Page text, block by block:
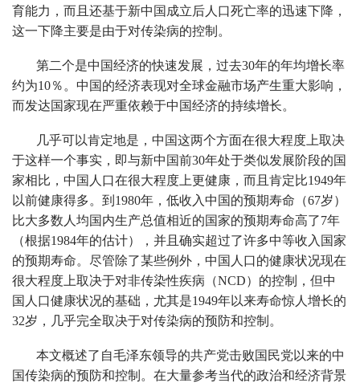
育能力，而且还基于新中国成立后人口死亡率的迅速下降，
这一下降主要是由于对传染病的控制。
第二个是中国经济的快速发展，过去30年的年均增长率
约为10％。中国的经济表现对全球金融市场产生重大影响，
而发达国家现在严重依赖于中国经济的持续增长。
几乎可以肯定地是，中国这两个方面在很大程度上取决
于这样一个事实，即与新中国前30年处于类似发展阶段的国
家相比，中国人口在很大程度上更健康，而且肯定比1949年
以前健康得多。到1980年，低收入中国的预期寿命（67岁）
比大多数人均国内生产总值相近的国家的预期寿命高了7年
（根据1984年的估计），并且确实超过了许多中等收入国家
的预期寿命。尽管除了某些例外，中国人口的健康状况现在
很大程度上取决于对非传染性疾病（NCD）的控制，但中
国人口健康状况的基础，尤其是1949年以来寿命惊人增长的
32岁，几乎完全取决于对传染病的预防和控制。
本文概述了自毛泽东领导的共产党击败国民党以来的中
国传染病的预防和控制。在大量参考当代的政治和经济背景